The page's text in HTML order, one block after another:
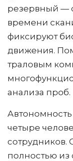
резервный —
времени
фиксируют
движения.
траловым
анализа проб.
четыре
сотрудников.
полностью из